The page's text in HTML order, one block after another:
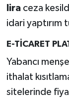
liraceza
idari yaptırım
E-TİCARET
Yabancı
ithalat
sitelerinde